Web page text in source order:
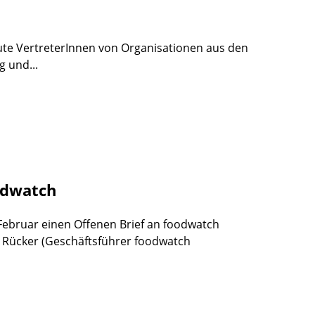
VertreterInnen von Organisationen aus den
und...
einen Offenen Brief an foodwatch
(Geschäftsführer foodwatch